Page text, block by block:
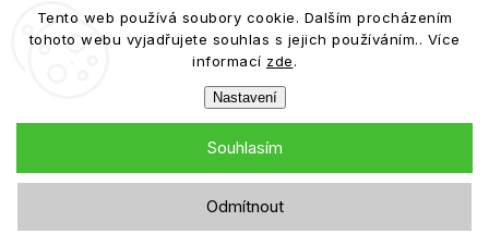
Tento web používá soubory cookie. Dalším procházením
tohoto webu vyjadřujete souhlas s jejich používáním.. Více
informací zde.
Nastavení
Odmítnout
Souhlasím
Sportovní brýle
Kontaktní čočky
Roztoky a oční kapky
Copyright 2026eiffeloptic.cz. Všechna práva vyhrazena.